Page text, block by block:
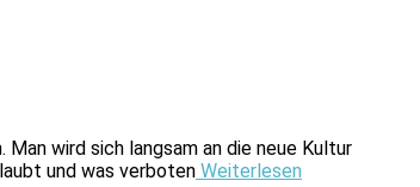
wird sich langsam an die neue Kultur
und was verboten Weiterlesen